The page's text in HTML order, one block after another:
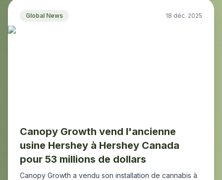
Global News 18 déc. 2025
Canopy Growth vend l'ancienne
usine Hershey à Hershey Canada
pour 53 millions de dollars
Canopy Growth a vendu son installation de cannabis à